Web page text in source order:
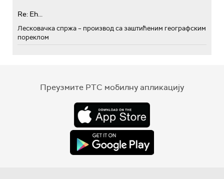
Re: Eh...
Лесковачка спржа – производ са заштићеним географским
пореклом
Преузмите РТС мобилну апликацију